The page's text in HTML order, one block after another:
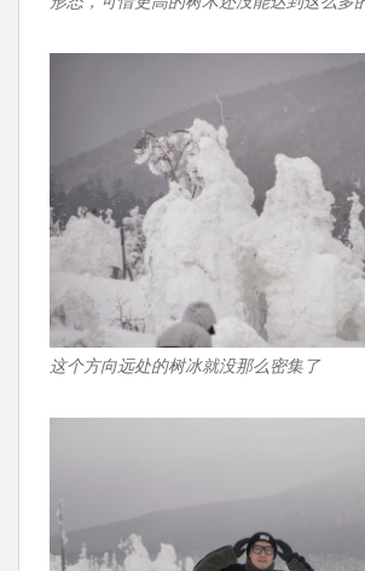
这个方向远处的树冰就没那么密集了